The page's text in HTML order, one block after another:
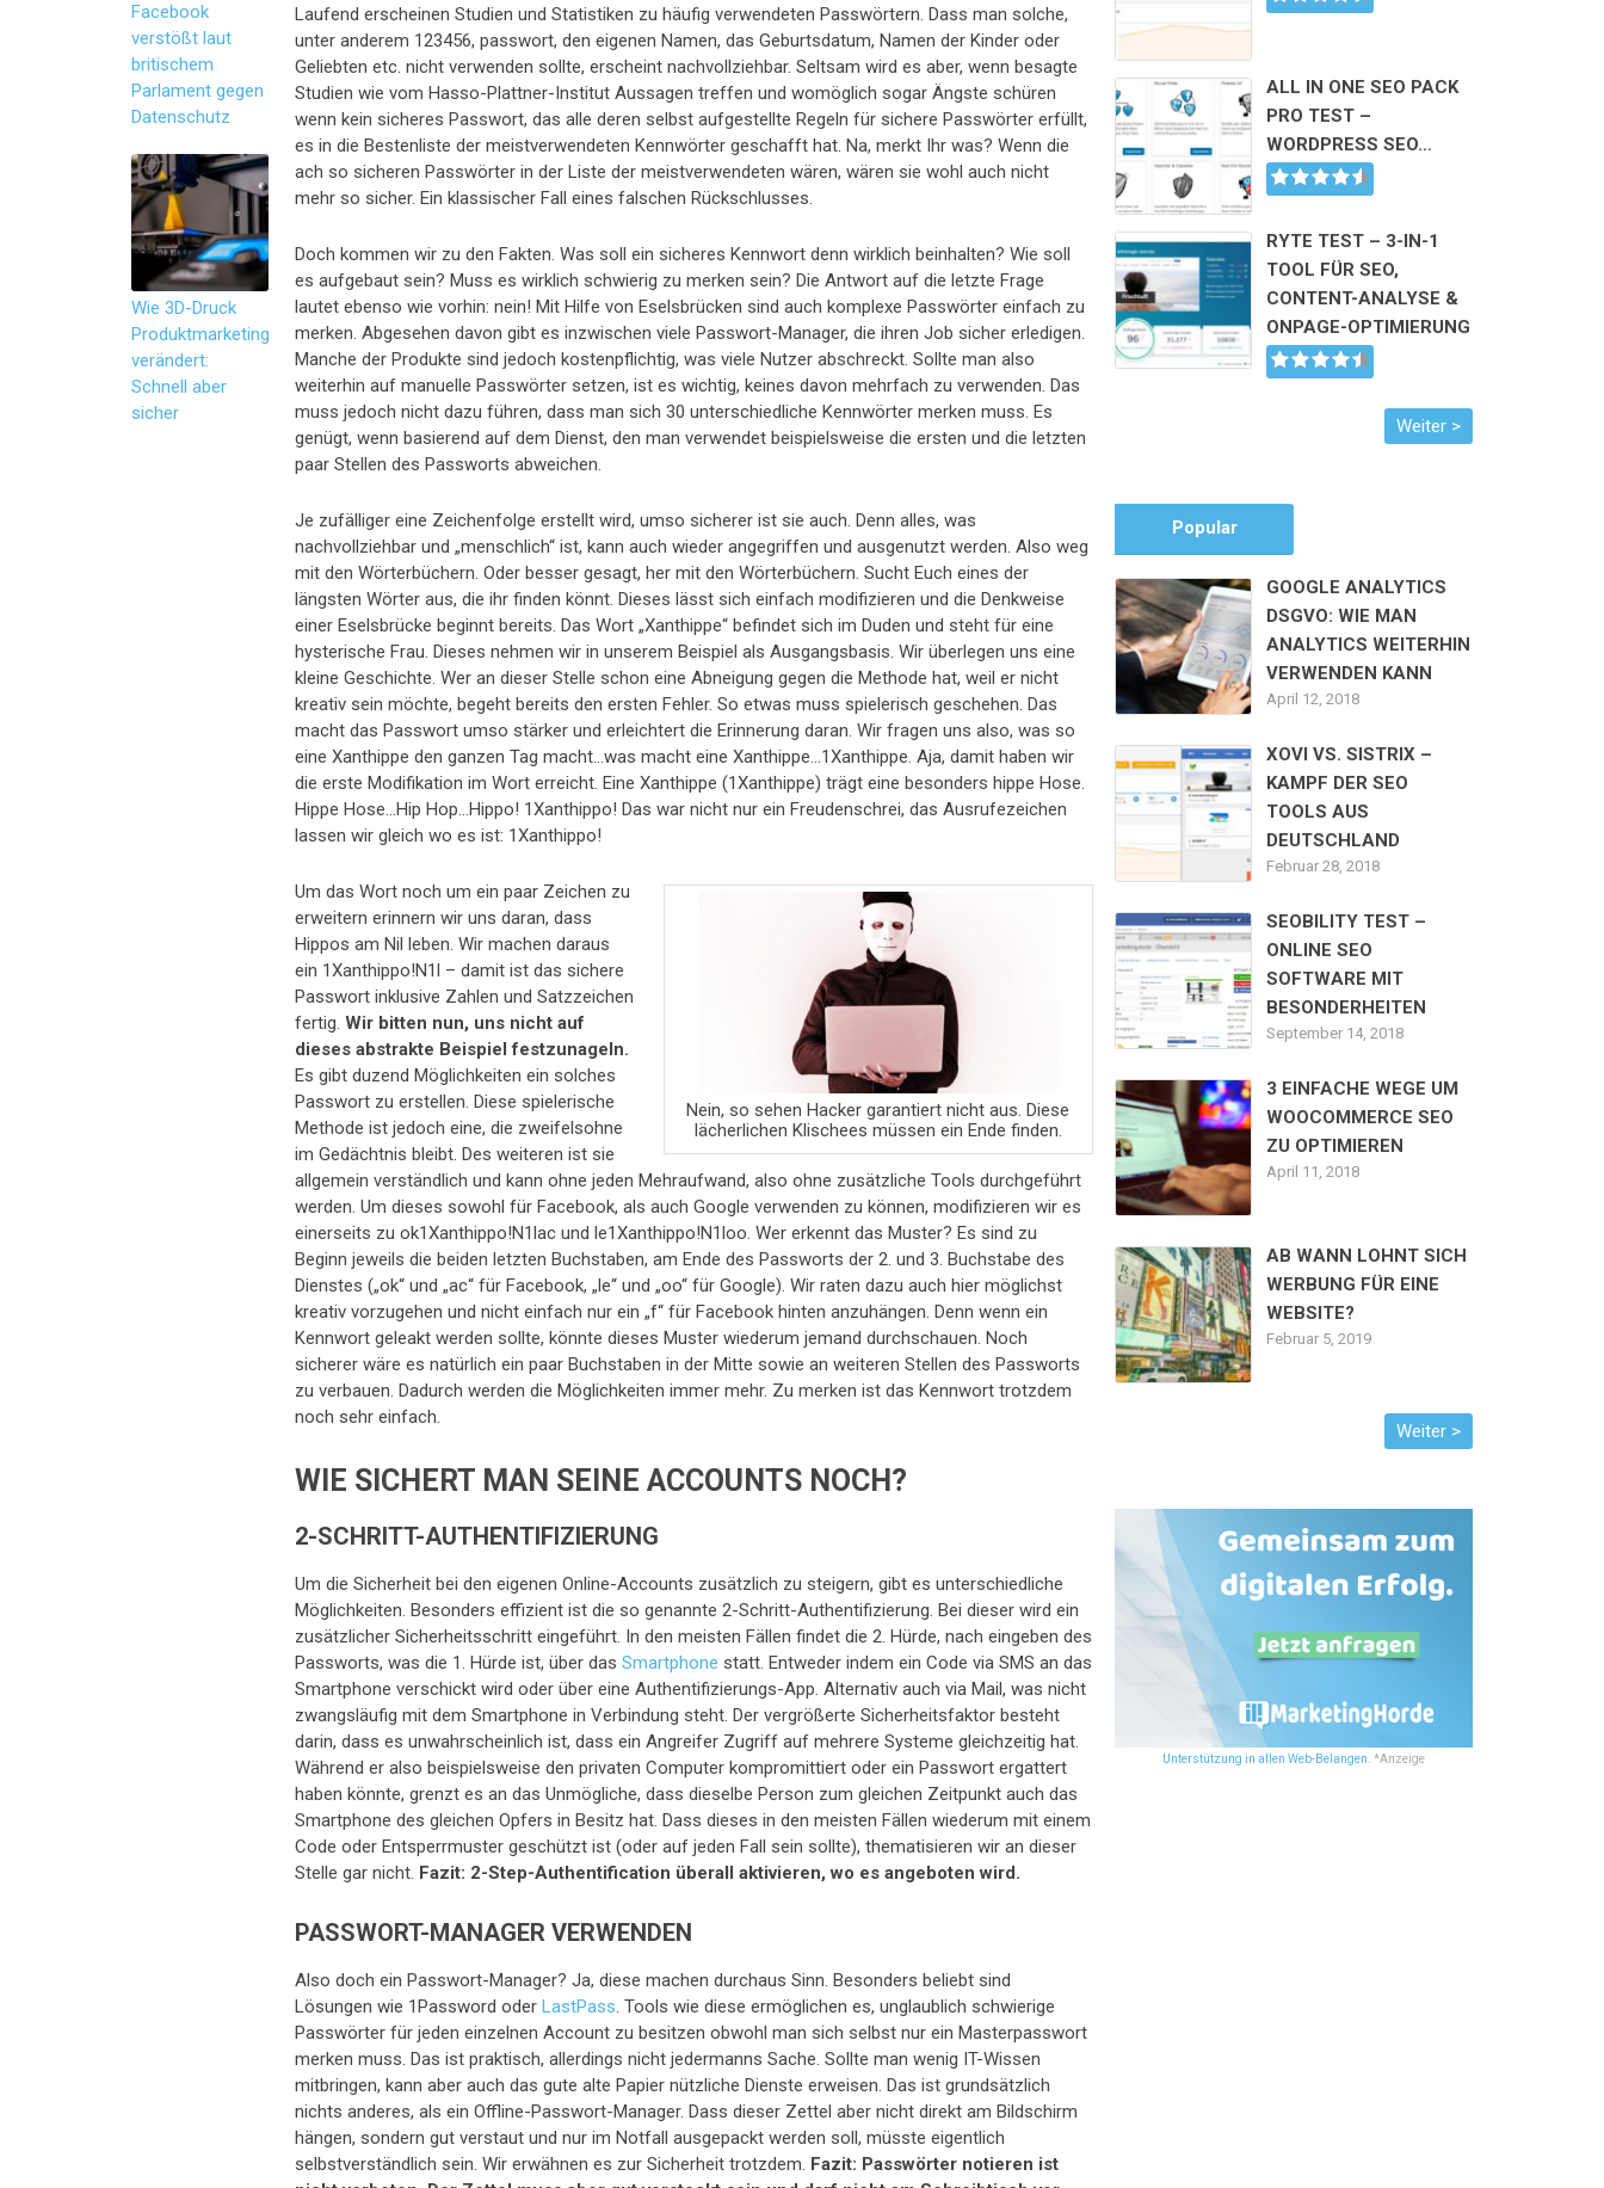
Laufend erscheinen Studien und Statistiken zu häufig verwendeten Passwörtern. Dass man solche,
unter anderem 123456, passwort, den eigenen Namen, das Geburtsdatum, Namen der Kinder oder
Geliebten etc. nicht verwenden sollte, erscheint nachvollziehbar. Seltsam wird es aber, wenn besagte
Studien wie vom Hasso-Plattner-Institut Aussagen treffen und womöglich sogar Ängste schüren
wenn kein sicheres Passwort, das alle deren selbst aufgestellte Regeln für sichere Passwörter erfüllt,
es in die Bestenliste der meistverwendeten Kennwörter geschafft hat. Na, merkt Ihr was? Wenn die
ach so sicheren Passwörter in der Liste der meistverwendeten wären, wären sie wohl auch nicht
mehr so sicher. Ein klassischer Fall eines falschen Rückschlusses.
Doch kommen wir zu den Fakten. Was soll ein sicheres Kennwort denn wirklich beinhalten? Wie soll
es aufgebaut sein? Muss es wirklich schwierig zu merken sein? Die Antwort auf die letzte Frage
lautet ebenso wie vorhin: nein! Mit Hilfe von Eselsbrücken sind auch komplexe Passwörter einfach zu
merken. Abgesehen davon gibt es inzwischen viele Passwort-Manager, die ihren Job sicher erledigen.
Manche der Produkte sind jedoch kostenpflichtig, was viele Nutzer abschreckt. Sollte man also
weiterhin auf manuelle Passwörter setzen, ist es wichtig, keines davon mehrfach zu verwenden. Das
muss jedoch nicht dazu führen, dass man sich 30 unterschiedliche Kennwörter merken muss. Es
genügt, wenn basierend auf dem Dienst, den man verwendet beispielsweise die ersten und die letzten
paar Stellen des Passworts abweichen.
Je zufälliger eine Zeichenfolge erstellt wird, umso sicherer ist sie auch. Denn alles, was
nachvollziehbar und „menschlich“ ist, kann auch wieder angegriffen und ausgenutzt werden. Also weg
mit den Wörterbüchern. Oder besser gesagt, her mit den Wörterbüchern. Sucht Euch eines der
längsten Wörter aus, die ihr finden könnt. Dieses lässt sich einfach modifizieren und die Denkweise
einer Eselsbrücke beginnt bereits. Das Wort „Xanthippe“ befindet sich im Duden und steht für eine
hysterische Frau. Dieses nehmen wir in unserem Beispiel als Ausgangsbasis. Wir überlegen uns eine
kleine Geschichte. Wer an dieser Stelle schon eine Abneigung gegen die Methode hat, weil er nicht
kreativ sein möchte, begeht bereits den ersten Fehler. So etwas muss spielerisch geschehen. Das
macht das Passwort umso stärker und erleichtert die Erinnerung daran. Wir fragen uns also, was so
eine Xanthippe den ganzen Tag macht…was macht eine Xanthippe…1Xanthippe. Aja, damit haben wir
die erste Modifikation im Wort erreicht. Eine Xanthippe (1Xanthippe) trägt eine besonders hippe Hose.
Hippe Hose…Hip Hop…Hippo! 1Xanthippo! Das war nicht nur ein Freudenschrei, das Ausrufezeichen
lassen wir gleich wo es ist: 1Xanthippo!
Nein, so sehen Hacker garantiert nicht aus. Diese
lächerlichen Klischees müssen ein Ende finden.
Um das Wort noch um ein paar Zeichen zu
erweitern erinnern wir uns daran, dass
Hippos am Nil leben. Wir machen daraus
ein 1Xanthippo!N1l – damit ist das sichere
Passwort inklusive Zahlen und Satzzeichen
fertig.Wir bitten nun, uns nicht auf
dieses abstrakte Beispiel festzunageln.
Es gibt duzend Möglichkeiten ein solches
Passwort zu erstellen. Diese spielerische
Methode ist jedoch eine, die zweifelsohne
im Gedächtnis bleibt. Des weiteren ist sie
allgemein verständlich und kann ohne jeden Mehraufwand, also ohne zusätzliche Tools durchgeführt
werden. Um dieses sowohl für Facebook, als auch Google verwenden zu können, modifizieren wir es
einerseits zu ok1Xanthippo!N1lac und le1Xanthippo!N1loo. Wer erkennt das Muster? Es sind zu
Beginn jeweils die beiden letzten Buchstaben, am Ende des Passworts der 2. und 3. Buchstabe des
Dienstes („ok“ und „ac“ für Facebook, „le“ und „oo“ für Google). Wir raten dazu auch hier möglichst
kreativ vorzugehen und nicht einfach nur ein „f“ für Facebook hinten anzuhängen. Denn wenn ein
Kennwort geleakt werden sollte, könnte dieses Muster wiederum jemand durchschauen. Noch
sicherer wäre es natürlich ein paar Buchstaben in der Mitte sowie an weiteren Stellen des Passworts
zu verbauen. Dadurch werden die Möglichkeiten immer mehr. Zu merken ist das Kennwort trotzdem
noch sehr einfach.
WIE SICHERT MAN SEINE ACCOUNTS NOCH?
2-SCHRITT-AUTHENTIFIZIERUNG
Um die Sicherheit bei den eigenen Online-Accounts zusätzlich zu steigern, gibt es unterschiedliche
Möglichkeiten. Besonders effizient ist die so genannte 2-Schritt-Authentifizierung. Bei dieser wird ein
zusätzlicher Sicherheitsschritt eingeführt. In den meisten Fällen findet die 2. Hürde, nach eingeben des
Passworts, was die 1. Hürde ist, über dasSmartphone statt. Entweder indem ein Code via SMS an das
Smartphone verschickt wird oder über eine Authentifizierungs-App. Alternativ auch via Mail, was nicht
zwangsläufig mit dem Smartphone in Verbindung steht. Der vergrößerte Sicherheitsfaktor besteht
darin, dass es unwahrscheinlich ist, dass ein Angreifer Zugriff auf mehrere Systeme gleichzeitig hat.
Während er also beispielsweise den privaten Computer kompromittiert oder ein Passwort ergattert
haben könnte, grenzt es an das Unmögliche, dass dieselbe Person zum gleichen Zeitpunkt auch das
Smartphone des gleichen Opfers in Besitz hat. Dass dieses in den meisten Fällen wiederum mit einem
Code oder Entsperrmuster geschützt ist (oder auf jeden Fall sein sollte), thematisieren wir an dieser
Stelle gar nicht. Fazit: 2-Step-Authentification überall aktivieren, wo es angeboten wird.
PASSWORT-MANAGER VERWENDEN
Also doch ein Passwort-Manager? Ja, diese machen durchaus Sinn. Besonders beliebt sind
Lösungen wie 1Password oderLastPass. Tools wie diese ermöglichen es, unglaublich schwierige
Passwörter für jeden einzelnen Account zu besitzen obwohl man sich selbst nur ein Masterpasswort
merken muss. Das ist praktisch, allerdings nicht jedermanns Sache. Sollte man wenig IT-Wissen
mitbringen, kann aber auch das gute alte Papier nützliche Dienste erweisen. Das ist grundsätzlich
nichts anderes, als ein Offline-Passwort-Manager. Dass dieser Zettel aber nicht direkt am Bildschirm
hängen, sondern gut verstaut und nur im Notfall ausgepackt werden soll, müsste eigentlich
selbstverständlich sein. Wir erwähnen es zur Sicherheit trotzdem. Fazit: Passwörter notieren ist
Facebook
verstößt laut
britischem
Parlament gegen
Datenschutz
Wie 3D-Druck
Produktmarketing
verändert:
Schnell aber
sicher
ALL IN ONE SEO PACK
PRO TEST –
WORDPRESS SEO…
RYTE TEST – 3-IN-1
TOOL FÜR SEO,
CONTENT-ANALYSE &
ONPAGE-OPTIMIERUNG
Popular
GOOGLE ANALYTICS
DSGVO: WIE MAN
ANALYTICS WEITERHIN
VERWENDEN KANN
April 12, 2018
XOVI VS. SISTRIX –
KAMPF DER SEO
TOOLS AUS
DEUTSCHLAND
Februar 28, 2018
SEOBILITY TEST –
ONLINE SEO
SOFTWARE MIT
BESONDERHEITEN
September 14, 2018
3 EINFACHE WEGE UM
WOOCOMMERCE SEO
ZU OPTIMIEREN
April 11, 2018
AB WANN LOHNT SICH
WERBUNG FÜR EINE
WEBSITE?
Februar 5, 2019
Unterstützung in allen Web-Belangen. *Anzeige